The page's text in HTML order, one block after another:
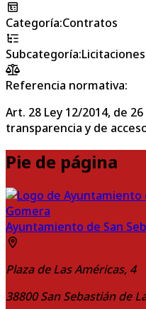
Categoría:Contratos
Subcategoría:
Referencia normativa:
Art. 28 Ley 12/2014, de
transparencia y de
Pie de página
Ayuntamiento de San
Plaza de Las Américas, 4
38800 San Sebastián de